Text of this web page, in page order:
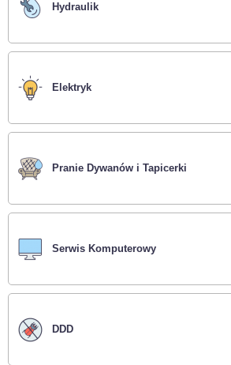
Hydraulik
Elektryk
Pranie Dywanów i Tapicerki
Serwis Komputerowy
DDD